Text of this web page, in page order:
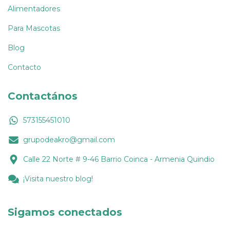
Alimentadores
Para Mascotas
Blog
Contacto
Contactános
573155451010
grupodeakro@gmail.com
Calle 22 Norte # 9-46 Barrio Coinca - Armenia Quindio
¡Visita nuestro blog!
Sigamos conectados